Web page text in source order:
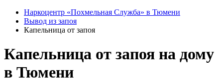
Наркоцентр «Похмельная Служба» в Тюмени
Вывод из запоя
Капельница от запоя
Капельница от запоя на дому
в Тюмени